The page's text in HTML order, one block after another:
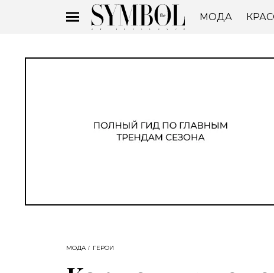
МОДА
МОДА ГЕРОИ